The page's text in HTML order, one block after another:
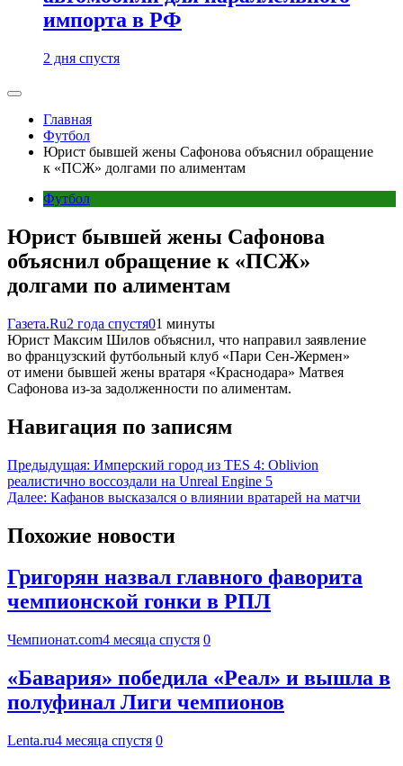
импорта в РФ
2 дня спустя
Главная
Футбол
Юрист бывшей жены Сафонова объяснил обращение
к «ПСЖ» долгами по алиментам
Футбол
Юрист бывшей жены Сафонова
объяснил обращение к «ПСЖ»
долгами по алиментам
Газета.Ru2 года спустя01 минуты
Юрист Максим Шилов объяснил, что направил заявление
во французский футбольный клуб «Пари Сен-Жермен»
от имени бывшей жены вратаря «Краснодара» Матвея
Сафонова из-за задолженности по алиментам.
Навигация по записям
Предыдущая: Имперский город из TES 4: Oblivion
реалистично воссоздали на Unreal Engine 5
Далее: Кафанов высказался о влиянии вратарей на матчи
Похожие новости
Григорян назвал главного фаворита
чемпионской гонки в РПЛ
Чемпионат.com4 месяца спустя 0
«Бавария» победила «Реал» и вышла в
полуфинал Лиги чемпионов
Lenta.ru4 месяца спустя 0